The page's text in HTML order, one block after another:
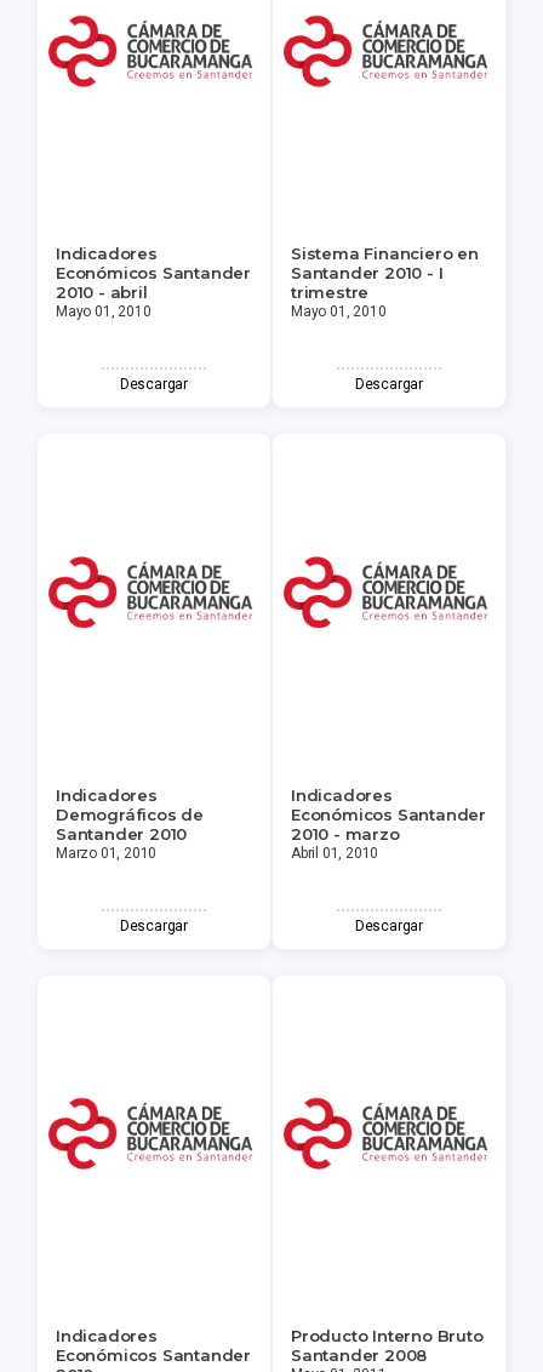
Indicadores
Económicos Santander
2010 - abril
Mayo 01, 2010
Descargar
Sistema Financiero en
Santander 2010 - I
trimestre
Mayo 01, 2010
Descargar
Indicadores
Demográficos de
Santander 2010
Marzo 01, 2010
Descargar
Indicadores
Económicos Santander
2010 - marzo
Abril 01, 2010
Descargar
Indicadores
Económicos Santander
Producto Interno Bruto
Santander 2008